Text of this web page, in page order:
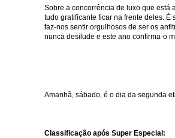
Sobre a concorrência de luxo que está
tudo gratificante ficar na frente deles.
faz-nos sentir orgulhosos de ser os
nunca desilude e este ano confirma-o
Amanhã, sábado, é o dia da segunda
Classificação após Super Especial: